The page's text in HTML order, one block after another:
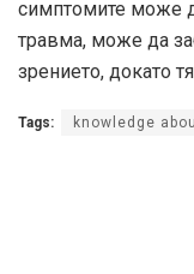
симптомите може
травма, може да
зрението, докато
Tags: knowledge